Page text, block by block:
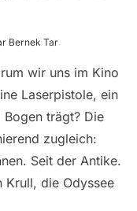
Bernek Tar
wir uns im Kino
Laserpistole, ein
trägt? Die
zugleich:
Seit der Antike.
Krull, die Odyssee